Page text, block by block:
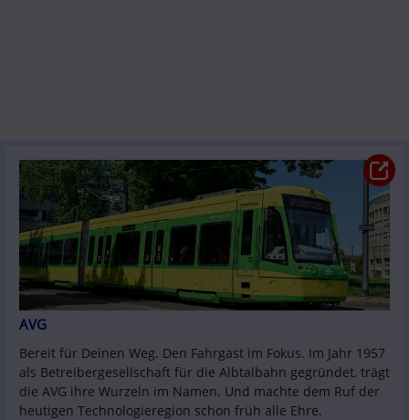
AVG
Bereit für Deinen Weg. Den Fahrgast im Fokus. Im Jahr 1957
als Betreibergesellschaft für die Albtalbahn gegründet, trägt
die AVG ihre Wurzeln im Namen. Und machte dem Ruf der
heutigen Technologieregion schon früh alle Ehre.